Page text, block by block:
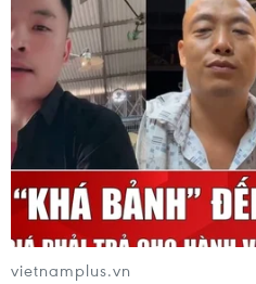
hướng sang người cao tuổi
08/08/2026 15:01
Nông sản Việt Nam còn
tại thị trường Algeria
08/08/2026 12:55
vietnamplus.vn